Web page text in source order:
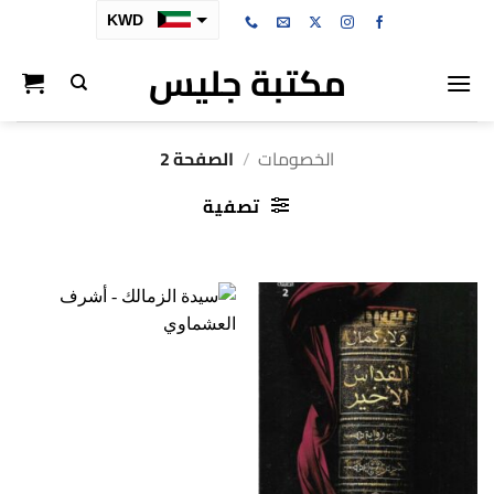
KWD
مكتبة جليس
الخصومات / الصفحة 2
تصفية